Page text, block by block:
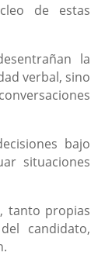
de estas
la
verbal, sino
bajo
situaciones
tanto propias
candidato,